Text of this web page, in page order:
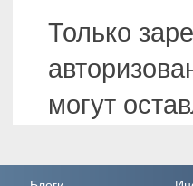
Только
могут